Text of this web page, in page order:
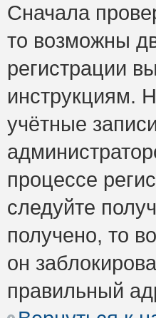
Сначала
то возможны
регистрации
инструкциям.
учётные
процессе
следуйте
получено, то
он
правильный